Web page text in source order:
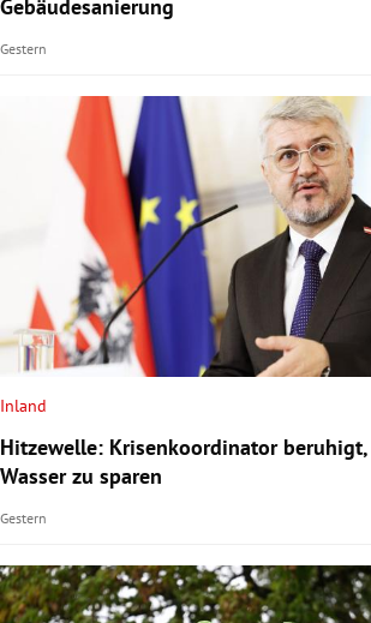
Gebäudesanierung
Gestern
Inland
Hitzewelle: Krisenkoordinator
Wasser zu sparen
Gestern